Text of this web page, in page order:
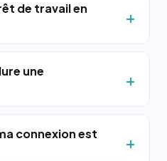
de travail en
une
connexion est